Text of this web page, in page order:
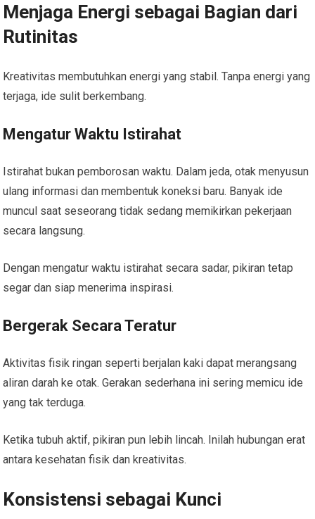
Menjaga Energi sebagai Bagian dari
Rutinitas
Kreativitas membutuhkan energi yang stabil. Tanpa energi yang
terjaga, ide sulit berkembang.
Mengatur Waktu Istirahat
Istirahat bukan pemborosan waktu. Dalam jeda, otak menyusun
ulang informasi dan membentuk koneksi baru. Banyak ide
muncul saat seseorang tidak sedang memikirkan pekerjaan
secara langsung.
Dengan mengatur waktu istirahat secara sadar, pikiran tetap
segar dan siap menerima inspirasi.
Bergerak Secara Teratur
Aktivitas fisik ringan seperti berjalan kaki dapat merangsang
aliran darah ke otak. Gerakan sederhana ini sering memicu ide
yang tak terduga.
Ketika tubuh aktif, pikiran pun lebih lincah. Inilah hubungan erat
antara kesehatan fisik dan kreativitas.
Konsistensi sebagai Kunci